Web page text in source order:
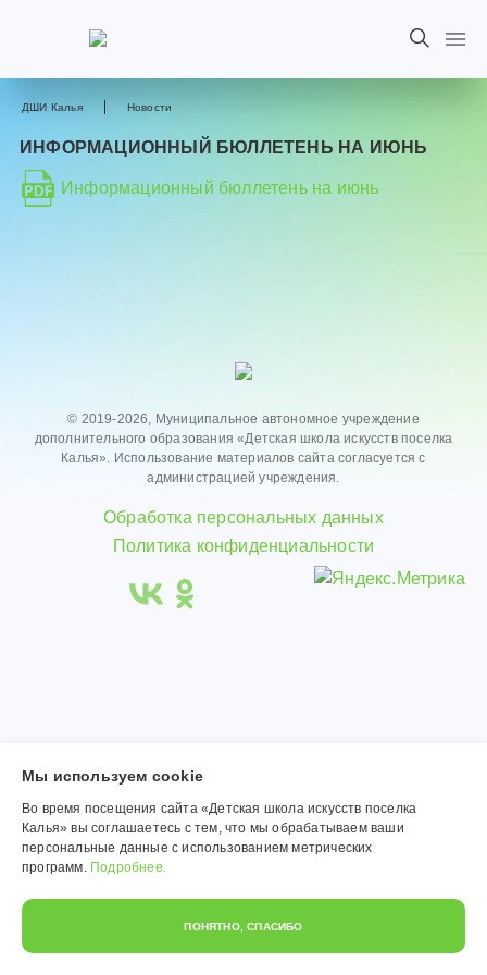
ДШИ Калья Новости
ИНФОРМАЦИОННЫЙ БЮЛЛЕТЕНЬ НА ИЮНЬ
Информационный бюллетень на июнь
© 2019-2026, Муниципальное автономное учреждение
дополнительного образования «Детская школа искусств поселка
Калья». Использование материалов сайта согласуется с
администрацией учреждения.
Обработка персональных данных
Политика конфиденциальности
Мы используем сookie
Во время посещения сайта «Детская школа искусств поселка
Калья» вы соглашаетесь с тем, что мы обрабатываем ваши
персональные данные с использованием метрических
программ. Подробнее.
ПОНЯТНО, СПАСИБО